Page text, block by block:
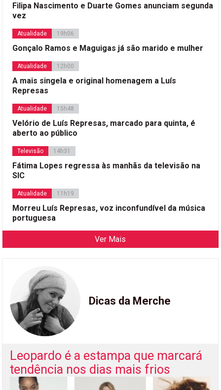
Filipa Nascimento e Duarte Gomes anunciam segunda
vez
Atualidade 19h06
Gonçalo Ramos e Maguigas já são marido e mulher
Atualidade 12h00
A mais singela e original homenagem a Luís
Represas
Atualidade 15h48
Velório de Luís Represas, marcado para quinta, é
aberto ao público
Televisão 14h31
Fátima Lopes regressa às manhãs da televisão na
SIC
Atualidade 11h19
Morreu Luís Represas, voz inconfundível da música
portuguesa
Ver Mais
Dicas da Merche
Leopardo é a estampa que marcará
tendência nos dias mais frios